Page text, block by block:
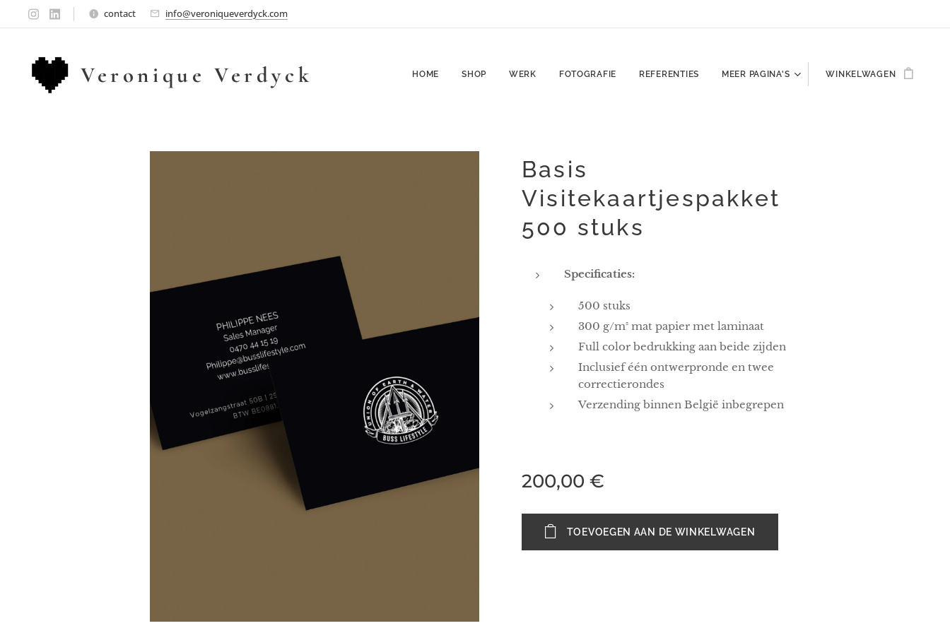
contact info@veroniqueverdyck.com
Veronique Verdyck HOME SHOP WERK FOTOGRAFIE REFERENTIES MEER PAGINA'S WINKELWAGEN
Basis
Visitekaartjespakket
500 stuks
Specificaties:
500 stuks
300 g/m² mat papier met laminaat
Full color bedrukking aan beide zijden
Inclusief één ontwerpronde en twee
correctierondes
Verzending binnen België inbegrepen
200,00 €
TOEVOEGEN AAN DE WINKELWAGEN